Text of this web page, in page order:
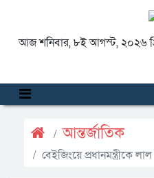
আজ শনিবার, ৮ই আগস্ট, ২০২৬
আন্তর্জাতিক
বেইজিংয়ে প্রধানমন্ত্রীকে